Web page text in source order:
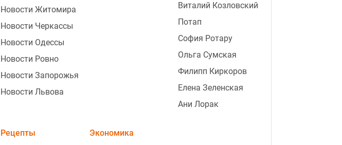
изменениях
Антиукраинские
погромы в Польше
усилятся, Варшава
повторяет ошибку
1939 года – Кулик
Почему баклажаны мельчают и
Новости Житомира
Новости Черкассы
Новости Одессы
Новости Ровно
Новости Запорожья
Новости Львова
Виталий Козловский
Потап
София Ротару
Ольга Сумская
Филипп Киркоров
Елена Зеленская
Ани Лорак
Рецепты
Экономика